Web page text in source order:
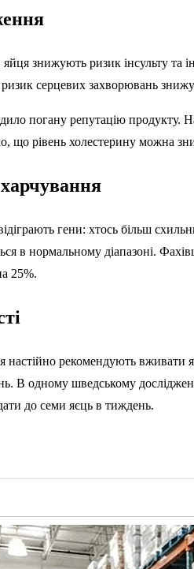
знижують ризик інсульту та
серцевих захворювань
погану репутацію продукту.
що рівень холестерину можна
гени: хтось більш
в нормальному діапазоні.
25%.
настійно рекомендують вживати
В одному шведському
до семи яєць в тиждень.